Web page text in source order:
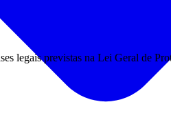
legais previstas na Lei Geral de